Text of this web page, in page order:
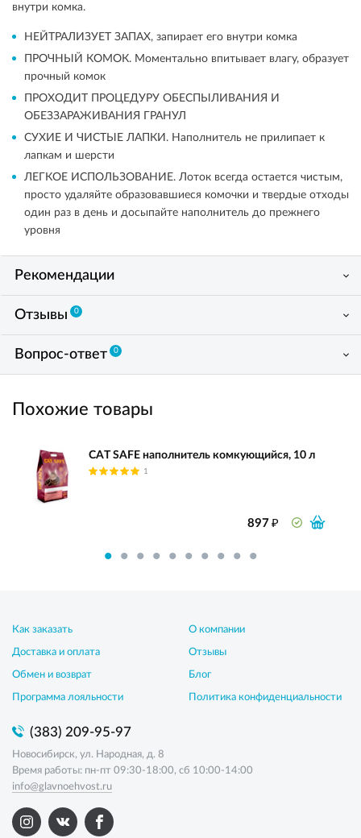
внутри комка.
НЕЙТРАЛИЗУЕТ ЗАПАХ, запирает его внутри комка
ПРОЧНЫЙ КОМОК. Моментально впитывает влагу, образует
прочный комок
ПРОХОДИТ ПРОЦЕДУРУ ОБЕСПЫЛИВАНИЯ И
ОБЕЗЗАРАЖИВАНИЯ ГРАНУЛ
СУХИЕ И ЧИСТЫЕ ЛАПКИ. Наполнитель не прилипает к
лапкам и шерсти
ЛЕГКОЕ ИСПОЛЬЗОВАНИЕ. Лоток всегда остается чистым,
просто удаляйте образовавшиеся комочки и твердые отходы
один раз в день и досыпайте наполнитель до прежнего
уровня
Рекомендации
Отзывы 0
Вопрос-ответ 0
Похожие товары
CAT SAFE наполнитель комкующийся, 10 л
1
897₽
Как заказать
Доставка и оплата
Обмен и возврат
Программа лояльности
О компании
Отзывы
Блог
Политика конфиденциальности
(383) 209-95-97
Новосибирск, ул. Народная, д. 8
Время работы: пн-пт 09:30-18:00, сб 10:00-14:00
info@glavnoehvost.ru